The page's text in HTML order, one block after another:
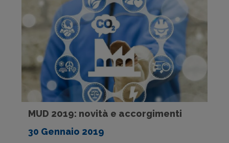
MUD 2019: novità e accorgimenti
30 Gennaio 2019